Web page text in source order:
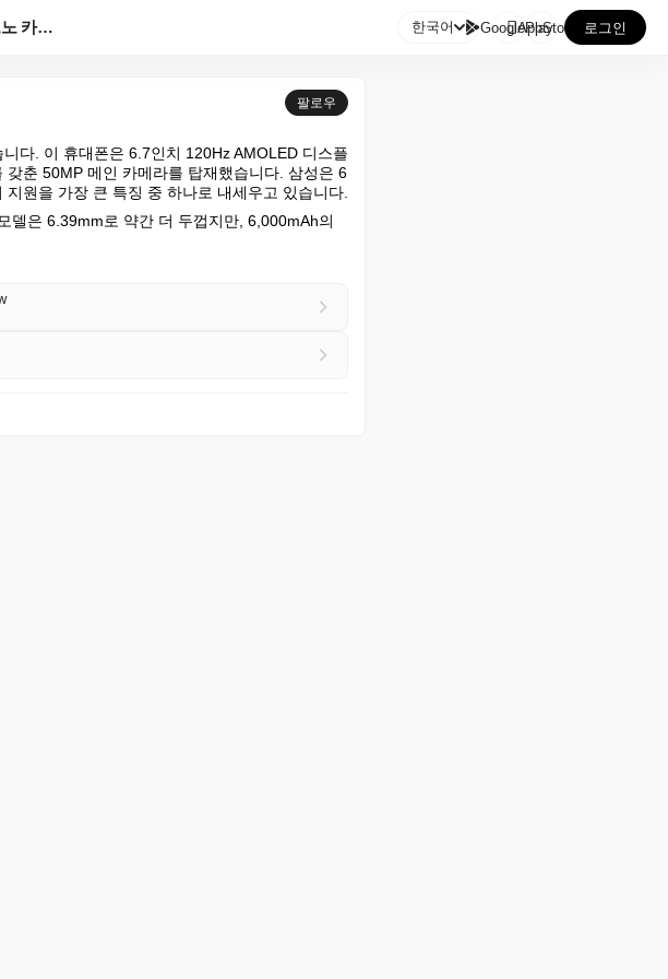
갤럭시 M47 주요 사양, 테크노 카몬 슬림 공식 출시... 한국어 GooglePlay
AppStore 로그인
팔로우
다. 이 휴대폰은 6.7인치 120Hz AMOLED 디스플
춘 50MP 메인 카메라를 탑재했습니다. 삼성은 6
원을 가장 큰 특징 중 하나로 내세우고 있습니다.
델은 6.39mm로 약간 더 두껍지만, 6,000mAh의